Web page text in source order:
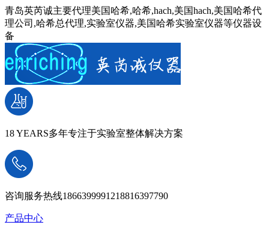
青岛英芮诚主要代理美国哈希,哈希,hach,美国hach,美国哈希代
理公司,哈希总代理,实验室仪器,美国哈希实验室仪器等仪器设
备
18 YEARS多年专注于实验室整体解决方案
咨询服务热线1866399991218816397790
产品中心